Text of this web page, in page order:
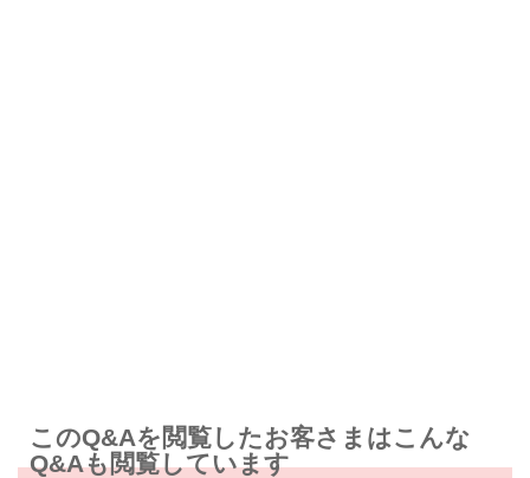
このQ&Aを閲覧したお客さまはこんな
Q&Aも閲覧しています